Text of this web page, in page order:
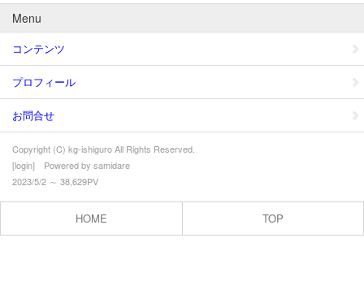
Menu
コンテンツ
プロフィール
お問合せ
Copyright (C) kg-ishiguro All Rights Reserved.
[login] Powered by samidare
2023/5/2 ～ 38,629PV
HOME TOP